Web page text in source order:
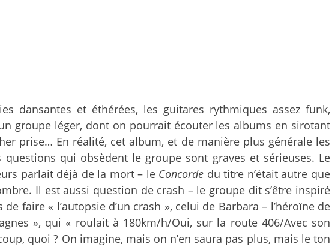
dansantes et éthérées, les guitares rythmiques assez funk,
groupe léger, dont on pourrait écouter les albums en sirotant
prise… En réalité, cet album, et de manière plus générale les
questions qui obsèdent le groupe sont graves et sérieuses. Le
parlait déjà de la mort – leConcorde du titre n’était autre que
Il est aussi question de crash – le groupe dit s’être inspiré
faire « l’autopsie d’un crash », celui de Barbara – l’héroïne de
», qui « roulait à 180km/h/Oui, sur la route 406/Avec son
quoi ? On imagine, mais on n’en saura pas plus, mais le ton